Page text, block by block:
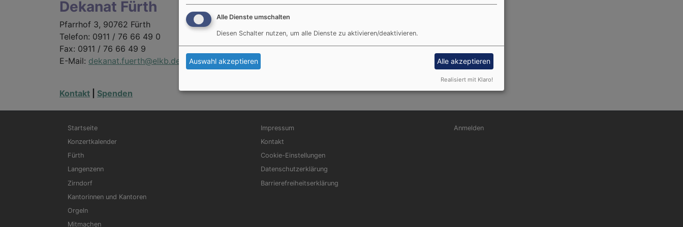
Dekanat Fürth
Pfarrhof 3, 90762 Fürth
Telefon: 0911 / 76 66 49 0
Fax: 0911 / 76 66 49 9
E-Mail: dekanat.fuerth@elkb.de
Kontakt Spenden
Social
Hauptnavigation
Startseite
Konzertkalender
Fürth
Langenzenn
Zirndorf
Kantorinnen und Kantoren
Orgeln
Mitmachen
Fußbereichsmenü
Impressum
Kontakt
Cookie-Einstellungen
Datenschutzerklärung
Barrierefreiheitserklärung
Benutzermenü
Anmelden
Alle Dienste umschalten
Diesen Schalter nutzen, um alle Dienste zu aktivieren/deaktivieren.
Auswahl akzeptieren Alle akzeptieren
Realisiert mit Klaro!